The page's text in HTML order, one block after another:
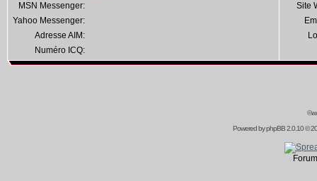
Site
MSN Messenger:
Yahoo Messenger:
Adresse AIM:
Numéro ICQ:
Powered byphpBB2.0.10 ©